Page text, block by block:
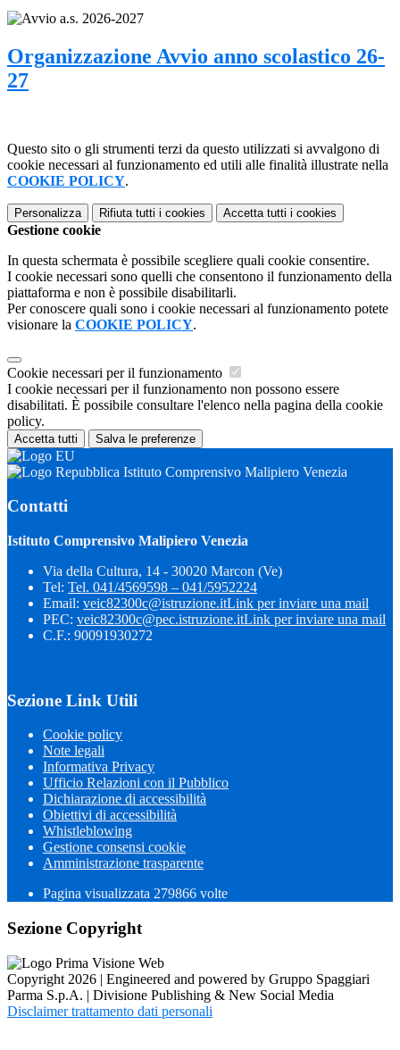
Organizzazione Avvio anno scolastico 26-
27
Questo sito o gli strumenti terzi da questo utilizzati si avvalgono di
cookie necessari al funzionamento ed utili alle finalità illustrate nella
COOKIE POLICY.
Personalizza Rifiuta tutti i cookies Accetta tutti i cookies
Gestione cookie
In questa schermata è possibile scegliere quali cookie consentire.
I cookie necessari sono quelli che consentono il funzionamento della
piattaforma e non è possibile disabilitarli.
Per conoscere quali sono i cookie necessari al funzionamento potete
visionare la COOKIE POLICY.
Cookie necessari per il funzionamento
I cookie necessari per il funzionamento non possono essere
disabilitati. È possibile consultare l'elenco nella pagina della cookie
policy.
Accetta tutti Salva le preferenze
Istituto Comprensivo Malipiero Venezia
Contatti
Istituto Comprensivo Malipiero Venezia
Via della Cultura, 14 - 30020 Marcon (Ve)
Tel: Tel. 041/4569598 – 041/5952224
Email: veic82300c@istruzione.itLink per inviare una mail
PEC: veic82300c@pec.istruzione.itLink per inviare una mail
C.F.: 90091930272
Sezione Link Utili
Cookie policy
Note legali
Informativa Privacy
Ufficio Relazioni con il Pubblico
Dichiarazione di accessibilità
Obiettivi di accessibilità
Whistleblowing
Gestione consensi cookie
Amministrazione trasparente
Pagina visualizzata 279866 volte
Sezione Copyright
Copyright 2026 | Engineered and powered by Gruppo Spaggiari
Parma S.p.A. | Divisione Publishing & New Social Media
Disclaimer trattamento dati personali